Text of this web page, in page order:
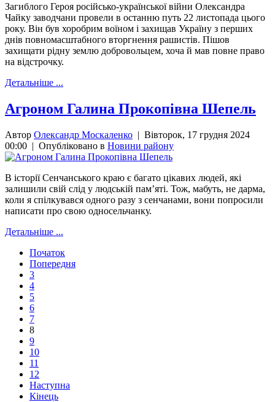
Загиблого Героя російсько-української війни Олександра
Чайку заводчани провели в останню путь 22 листопада цього
року. Він був хоробрим воїном і захищав Україну з перших
днів повномасштабного вторгнення рашистів. Пішов
захищати рідну землю добровольцем, хоча й мав повне право
на відстрочку.
Детальніше ...
Агроном Галина Прокопівна Шепель
Автор Олександр Москаленко | Вівторок, 17 грудня 2024
00:00 | Опубліковано в Новини району
В історії Сенчанського краю є багато цікавих людей, які
залишили свій слід у людській пам’яті. Тож, мабуть, не дарма,
коли я спілкувався одного разу з сенчанами, вони попросили
написати про свою односельчанку.
Детальніше ...
Початок
Попередня
3
4
5
6
7
8
9
10
11
12
Наступна
Кінець